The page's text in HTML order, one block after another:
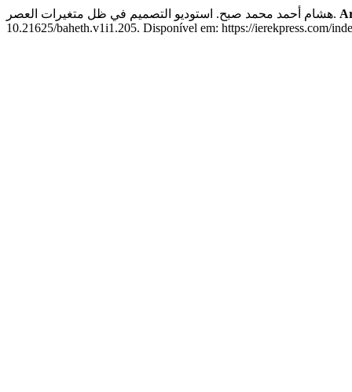
هشام أحمد محمد صبح. استوديو التصميم في ظل متغيرات العصر.
10.21625/baheth.v1i1.205. Disponível em: https://ierekpress.com/